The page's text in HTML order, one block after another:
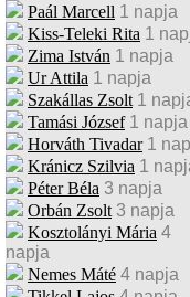
Paál Marcell 1 napja
Kiss-Teleki Rita 1
Zima István 1 napja
Ur Attila 1 napja
Szakállas Zsolt 1
Tamási József 1 napja
Horváth Tivadar 1
Kránicz Szilvia 1
Péter Béla 3 napja
Orbán Zsolt 3 napja
Kosztolányi Mária 4
napja
Nemes Máté 4 napja